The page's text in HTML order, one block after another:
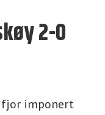
2-0
fjor imponert